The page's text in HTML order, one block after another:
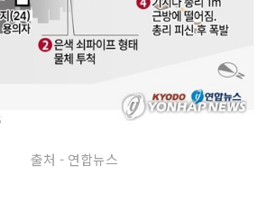
출처 - 연합뉴스